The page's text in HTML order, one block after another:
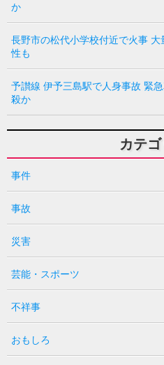
か
長野市の松代小学校付近で火事
性も
予讃線 伊予三島駅で人身事故 緊
殺か
カテ
事件
事故
災害
芸能・スポーツ
不祥事
おもしろ